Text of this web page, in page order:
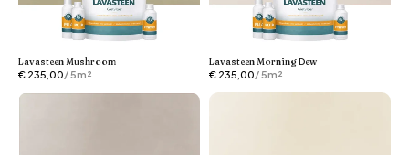
Lavasteen Mushroom
€ 235,00/ 5m²
Lavasteen Morning Dew
€ 235,00/ 5m²